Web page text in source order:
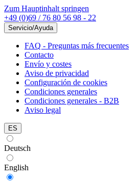
Zum Hauptinhalt springen
+49 (0)69 / 76 80 56 98 - 22
Servicio/Ayuda
FAQ - Preguntas más frecuentes
Contacto
Envío y costes
Aviso de privacidad
Configuración de cookies
Condiciones generales
Condiciones generales - B2B
Aviso legal
ES
Deutsch
English